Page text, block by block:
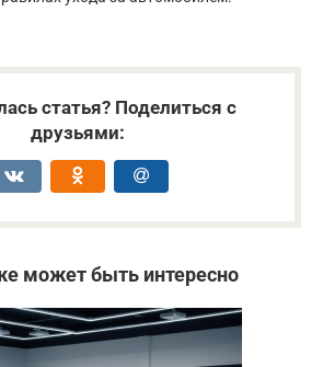
статья? Поделиться с
друзьями:
может быть интересно